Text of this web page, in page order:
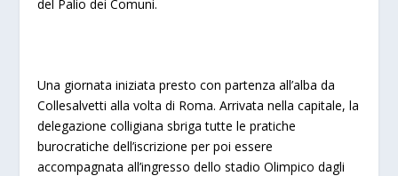
del Palio dei Comuni.
Una giornata iniziata presto con partenza all’alba da
Collesalvetti alla volta di Roma. Arrivata nella capitale, la
delegazione colligiana sbriga tutte le pratiche
burocratiche dell’iscrizione per poi essere
accompagnata all’ingresso dello stadio Olimpico dagli